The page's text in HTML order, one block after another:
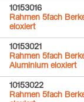
10153016
Rahmen 5fach
eloxiert
10153021
Rahmen 5fach
Aluminium eloxiert
10153022
Rahmen 5fach